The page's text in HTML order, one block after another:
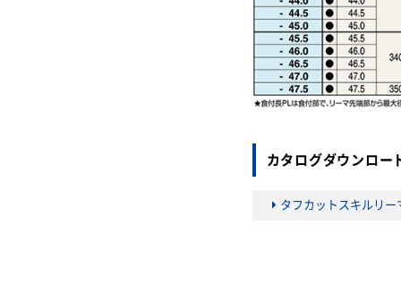
カタログダウンロー
タフカットスキルリ